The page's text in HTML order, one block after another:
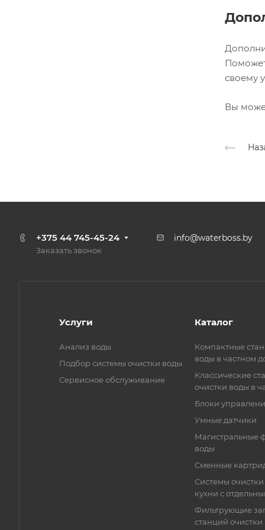
своему
Вы
+375 44 745-45-24
Заказать звонок
info@waterboss.by
Услуги
Анализ воды
Подбор системы очистки воды
Сервисное обслуживание
Каталог
Компактные
воды в частном
Классические
очистки воды в
Блоки
Умные датчики
Магистральные
воды
Сменные
Системы
кухни с
Фильтрующие
станций очистки